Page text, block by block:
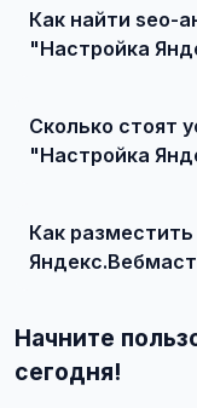
Как найти seo-
"Настройка
и договоритесь о
Сколько стоят
"Настройка
Как
/ SEO-аналитика и
Первые
Начните
сегодня!